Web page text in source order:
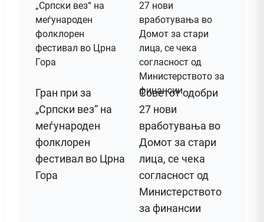
Гран при за
„Српски вез“ на
меѓународен
фолклорен
фестивал во Црна
Гора
Советот одобри
27 нови
вработувања во
Домот за стари
лица, се чека
согласност од
Министерството
за финансии